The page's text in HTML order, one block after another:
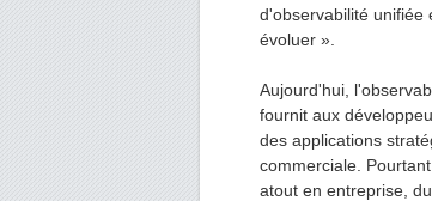
d'observabilité unifiée
évoluer ».
Aujourd'hui,
fournit aux
des applications
commerciale.
atout en entreprise,